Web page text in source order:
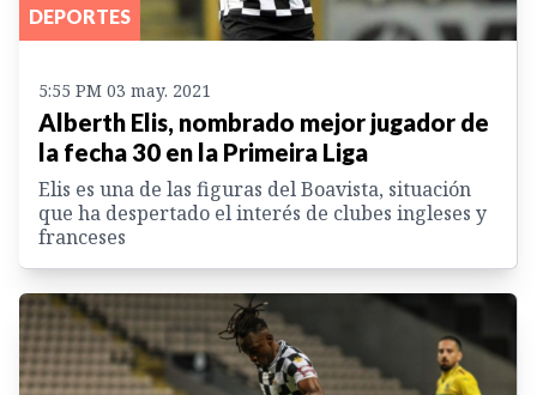
DEPORTES
5:55 PM 03 may. 2021
Alberth Elis, nombrado mejor jugador de
la fecha 30 en la Primeira Liga
Elis es una de las figuras del Boavista, situación
que ha despertado el interés de clubes ingleses y
franceses